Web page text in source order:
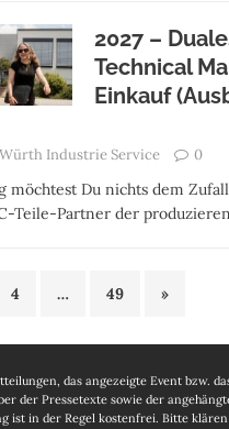
2027 –
Technical
Einkauf
Industrie Service 0
möchtest Du nichts dem
Teile-Partner der
4 … 49 »
das angezeigte Event bzw.
der Pressetexte sowie der
ist in der Regel kostenfrei. Bitte